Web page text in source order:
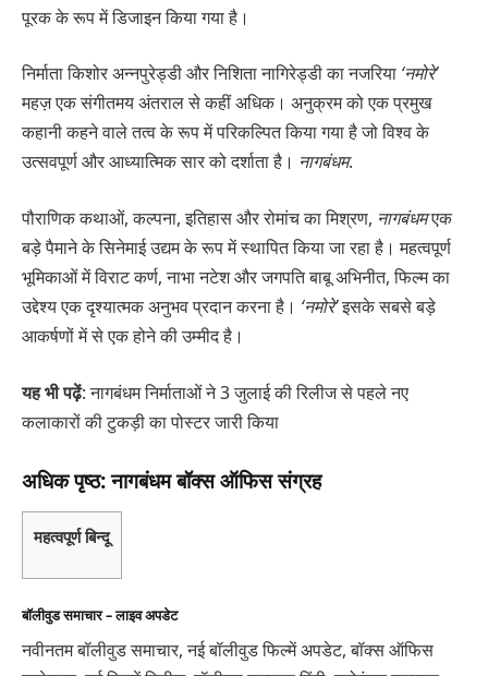
पूरक के रूप में डिजाइन किया गया है।
निर्माता किशोर अन्नपुरेड्डी और निशिता नागिरेड्डी का नजरिया ‘नमोरे’
महज़ एक संगीतमय अंतराल से कहीं अधिक। अनुक्रम को एक प्रमुख
कहानी कहने वाले तत्व के रूप में परिकल्पित किया गया है जो विश्व के
उत्सवपूर्ण और आध्यात्मिक सार को दर्शाता है। नागबंधम.
पौराणिक कथाओं, कल्पना, इतिहास और रोमांच का मिश्रण, नागबंधमएक
बड़े पैमाने के सिनेमाई उद्यम के रूप में स्थापित किया जा रहा है। महत्वपूर्ण
भूमिकाओं में विराट कर्ण, नाभा नटेश और जगपति बाबू अभिनीत, फिल्म का
उद्देश्य एक दृश्यात्मक अनुभव प्रदान करना है। ‘नमोरे’इसके सबसे बड़े
आकर्षणों में से एक होने की उम्मीद है।
यह भी पढ़ें: नागबंधम निर्माताओं ने 3 जुलाई की रिलीज से पहले नए
कलाकारों की टुकड़ी का पोस्टर जारी किया
अधिक पृष्ठ: नागबंधम बॉक्स ऑफिस संग्रह
महत्वपूर्ण बिन्दू
बॉलीवुड समाचार – लाइव अपडेट
नवीनतम बॉलीवुड समाचार, नई बॉलीवुड फिल्में अपडेट, बॉक्स ऑफिस